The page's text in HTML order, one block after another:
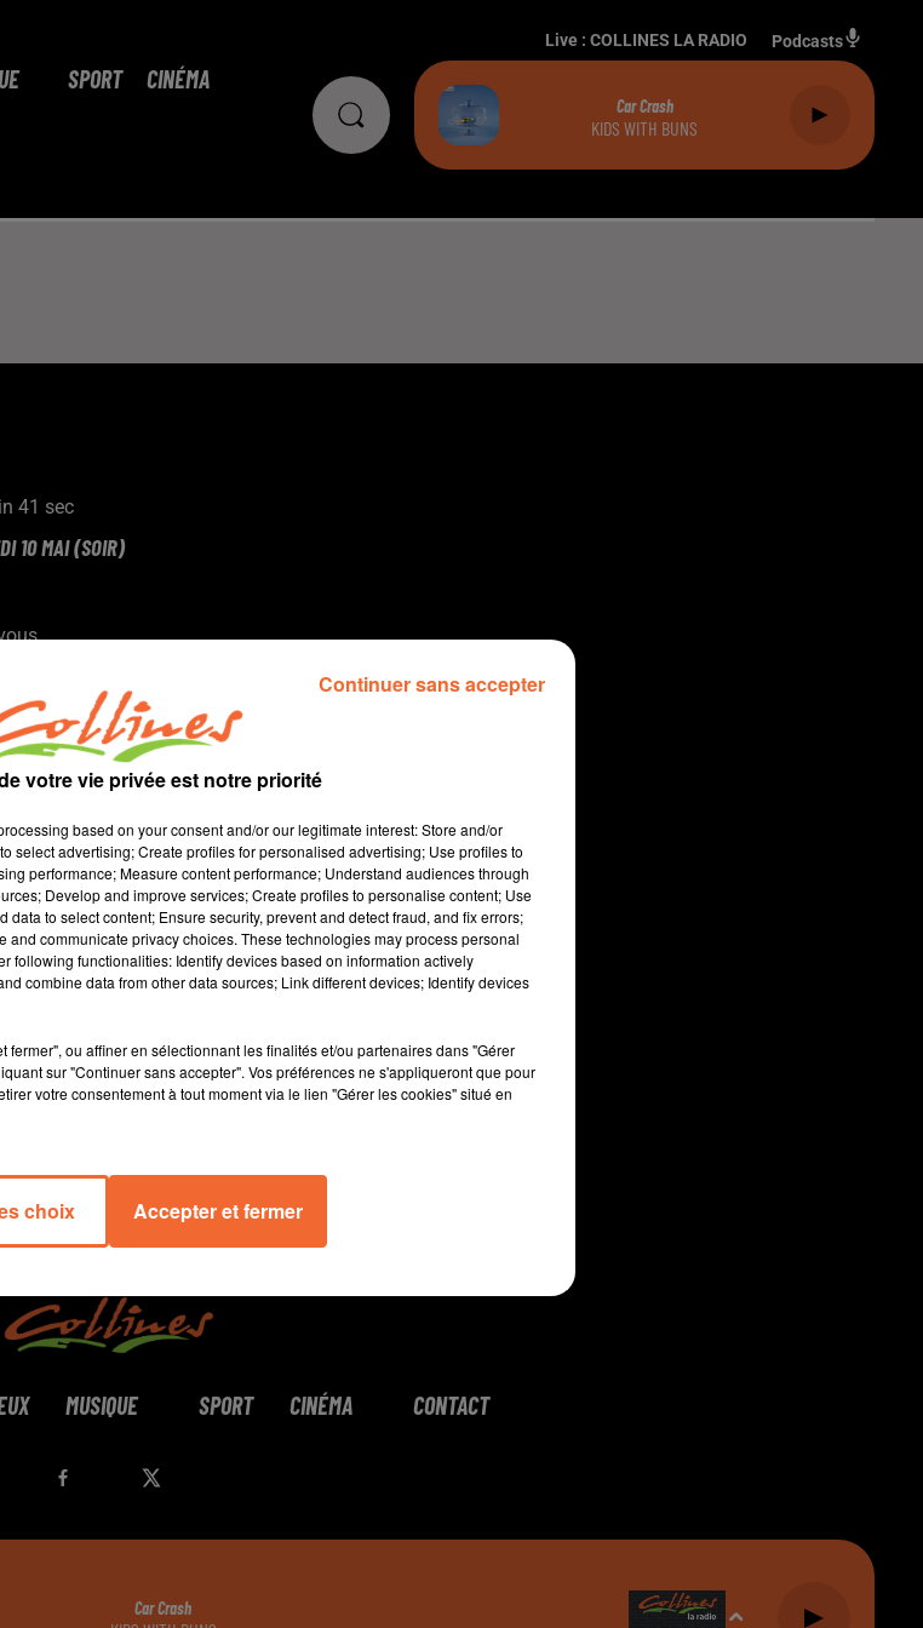
SPORT CINÉMA
Live : COLLINES LA RADIO Podcasts
Car Crash
KIDS WITH BUNS
41 sec
10 MAI (SOIR)
passera par les Deux-Sèvres le 2 juin
retirés pour les pistes cyclables sont
du Bois a débuté ce vendredi matin à
Le Mans ce soir...
12 min 41 sec
MUSIQUE SPORT CINÉMA CONTACT
Car Crash
votre vie privée est notre priorité
based on your consent and/or our legitimate interest: Store and/or
select advertising; Create profiles for personalised advertising; Use profiles to
performance; Measure content performance; Understand audiences through
Develop and improve services; Create profiles to personalise content; Use
to select content; Ensure security, prevent and detect fraud, and fix errors;
and communicate privacy choices. These technologies may process personal
following functionalities: Identify devices based on information actively
combine data from other data sources; Link different devices; Identify devices
fermer", ou affiner en sélectionnant les finalités et/ou partenaires dans "Gérer
sur "Continuer sans accepter". Vos préférences ne s'appliqueront que pour
votre consentement à tout moment via le lien "Gérer les cookies" situé en
choix Accepter et fermer
Continuer sans accepter